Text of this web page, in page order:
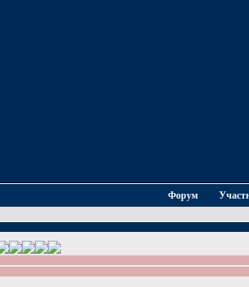
Форум